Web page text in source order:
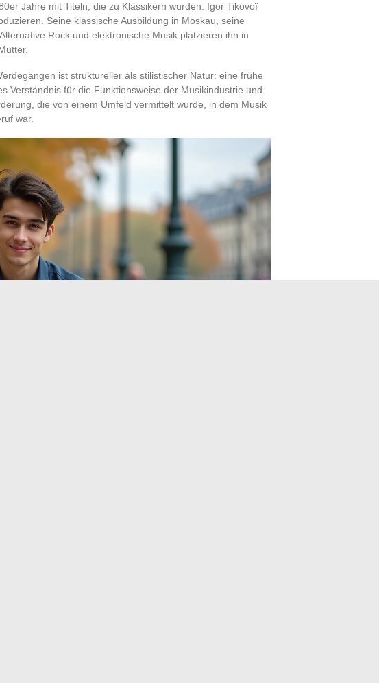
Jahre mit Titeln, die zu Klassikern wurden. Igor Tikovoï
Seine klassische Ausbildung in Moskau, seine
Rock und elektronische Musik platzieren ihn in
ist struktureller als stilistischer Natur: eine frühe
Verständnis für die Funktionsweise der Musikindustrie und
die von einem Umfeld vermittelt wurde, in dem Musik
war.